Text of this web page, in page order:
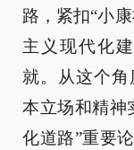
路，紧扣“小
主义现代化
就。从这个
本立场和精神
化道路”重要